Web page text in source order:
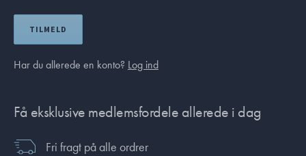
TILMELD
Har du allerede en konto? Log ind
Få eksklusive medlemsfordele allerede i dag
Fri fragt på alle ordrer